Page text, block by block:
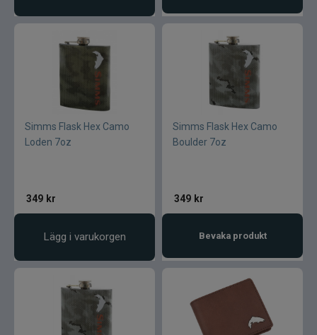
Simms Flask Hex Camo
Loden 7oz
349 kr
Lägg i varukorgen
Simms Flask Hex Camo
Boulder 7oz
349 kr
Bevaka produkt